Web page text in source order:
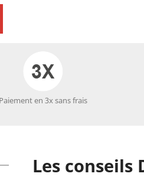
Paiement en 3x sans frais
Les conseils